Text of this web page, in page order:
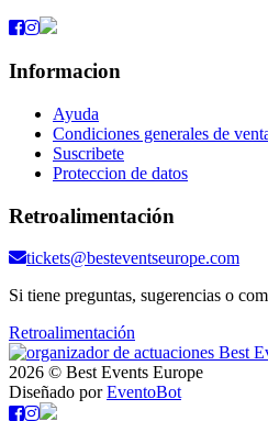
Informacion
Ayuda
Condiciones generales de
Suscribete
Proteccion de datos
Retroalimentación
tickets@besteventseurope.com
Si tiene preguntas, sugerencias o
Retroalimentación
2026 © Best Events Europe
Diseñado porEventoBot